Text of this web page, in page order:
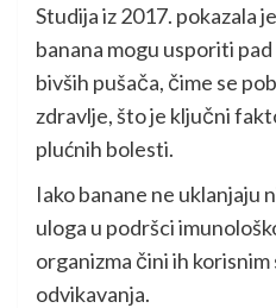
Studija iz 2017. pokazala
banana mogu usporiti
bivših pušača, čime se
zdravlje, što je ključni
plućnih bolesti.
Iako banane ne uklanjaju
uloga u podršci
organizma čini ih
odvikavanja.